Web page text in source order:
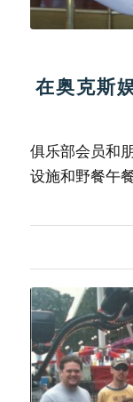
在奥克斯
俱乐部会员和
设施和野餐午餐